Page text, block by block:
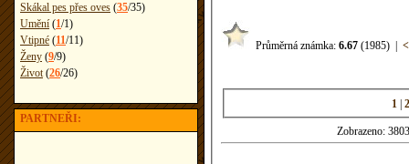
Skákal pes přes oves (35/35)
Umění (1/1)
Vtipné (11/11)
Ženy (9/9)
Život(26/26)
PARTNEŘI:
Průměrná známka: 6.67 (1985) <
1 |
Zobrazeno: